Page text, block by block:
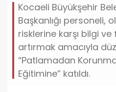
Kocaeli Büyükşehir
Başkanlığı personeli,
risklerine karşı bilgi ve
artırmak amacıyla
“Patlamadan
Eğitimine” katıldı.